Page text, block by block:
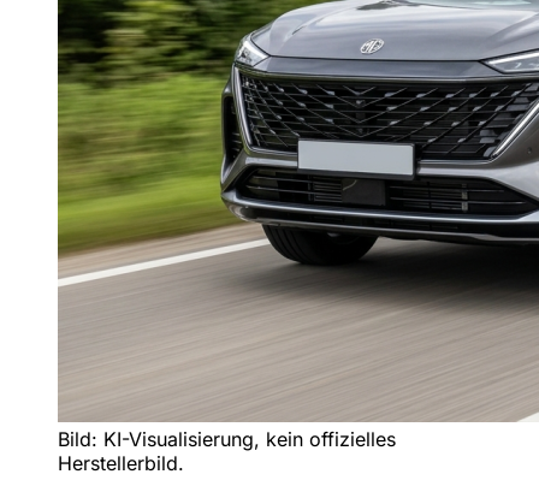
Bild: KI-Visualisierung, kein offizielles
Herstellerbild.